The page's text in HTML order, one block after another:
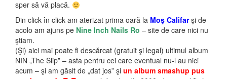
sper să vă placă.
Din click în click am aterizat prima oară la Moş Califarşi de
acolo am ajuns pe Nine Inch Nails Ro – site de care nici nu
ştiam.
(Şi) aici mai poate fi descărcat (gratuit şi legal) ultimul album
NIN „The Slip” – asta pentru cei care eventual nu-l au nici
acum – şi am găsit de „dat jos” şi un album smashup pus